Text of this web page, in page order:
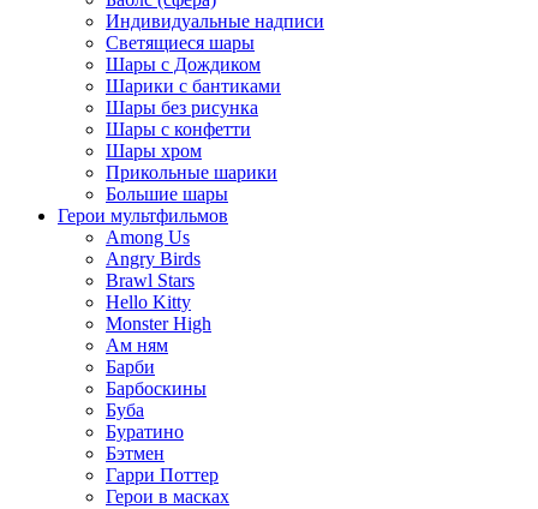
Индивидуальные надписи
Светящиеся шары
Шары с Дождиком
Шарики с бантиками
Шары без рисунка
Шары с конфетти
Шары хром
Прикольные шарики
Большие шары
Герои мультфильмов
Among Us
Angry Birds
Brawl Stars
Hello Kitty
Monster High
Ам ням
Барби
Барбоскины
Буба
Буратино
Бэтмен
Гарри Поттер
Герои в масках